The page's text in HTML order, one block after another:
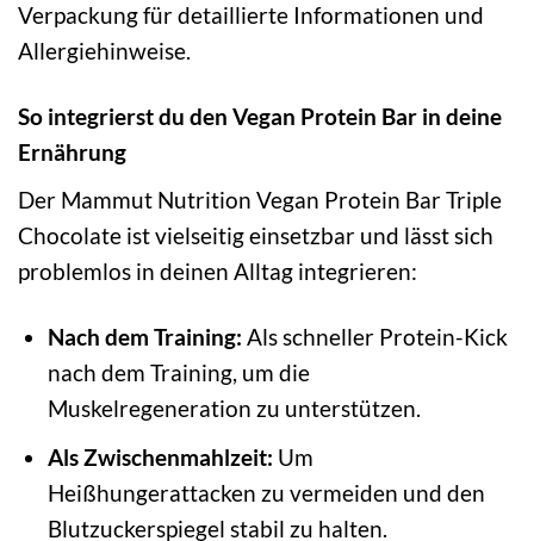
Verpackung für detaillierte Informationen und
Allergiehinweise.
So integrierst du den Vegan Protein Bar in deine
Ernährung
Der Mammut Nutrition Vegan Protein Bar Triple
Chocolate ist vielseitig einsetzbar und lässt sich
problemlos in deinen Alltag integrieren:
Nach dem Training: Als schneller Protein-Kick
nach dem Training, um die
Muskelregeneration zu unterstützen.
Als Zwischenmahlzeit: Um
Heißhungerattacken zu vermeiden und den
Blutzuckerspiegel stabil zu halten.